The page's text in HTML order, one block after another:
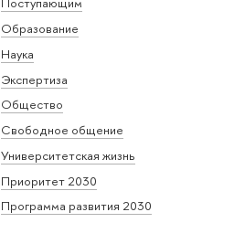
Образование
Наука
Экспертиза
Общество
Свободное общение
Университетская жизнь
Приоритет 2030
Программа развития 2030